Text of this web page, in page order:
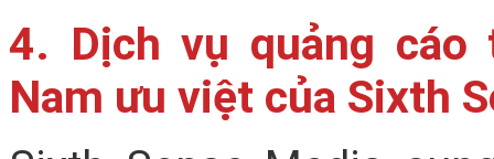
4. Dịch vụ quảng cáo
Nam ưu việt của Sixth